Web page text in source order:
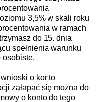
3,5% w skali roku
w ramach
do 15. dnia
spełnienia warunku
osobiste.
o konto
załapać się można do
o konto do tego